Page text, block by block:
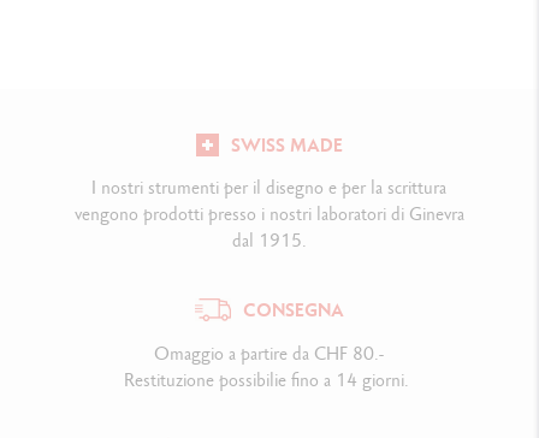
SWISS MADE
I nostri strumenti per il disegno e per la scrittura
vengono prodotti presso i nostri laboratori di Ginevra
dal 1915.
CONSEGNA
Omaggio a partire da CHF 80.-
Restituzione possibilie fino a 14 giorni.